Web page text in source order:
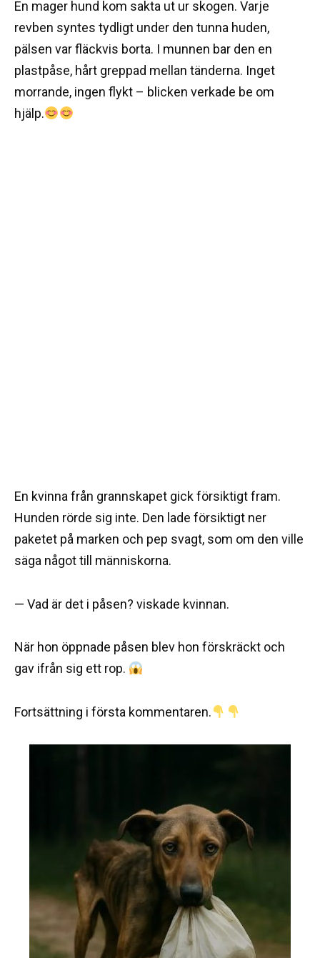
En mager hund kom sakta ut ur skogen. Varje
revben syntes tydligt under den tunna huden,
pälsen var fläckvis borta. I munnen bar den en
plastpåse, hårt greppad mellan tänderna. Inget
morrande, ingen flykt – blicken verkade be om
hjälp.
En kvinna från grannskapet gick försiktigt fram.
Hunden rörde sig inte. Den lade försiktigt ner
paketet på marken och pep svagt, som om den ville
säga något till människorna.
— Vad är det i påsen? viskade kvinnan.
När hon öppnade påsen blev hon förskräckt och
gav ifrån sig ett rop.
Fortsättning i första kommentaren.